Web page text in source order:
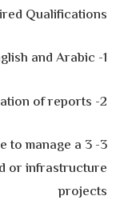
Qualifications:
1- To be fluent in English and Arabic
2- Supervising the preparation of reports.
to manage a
or infrastructure
projects